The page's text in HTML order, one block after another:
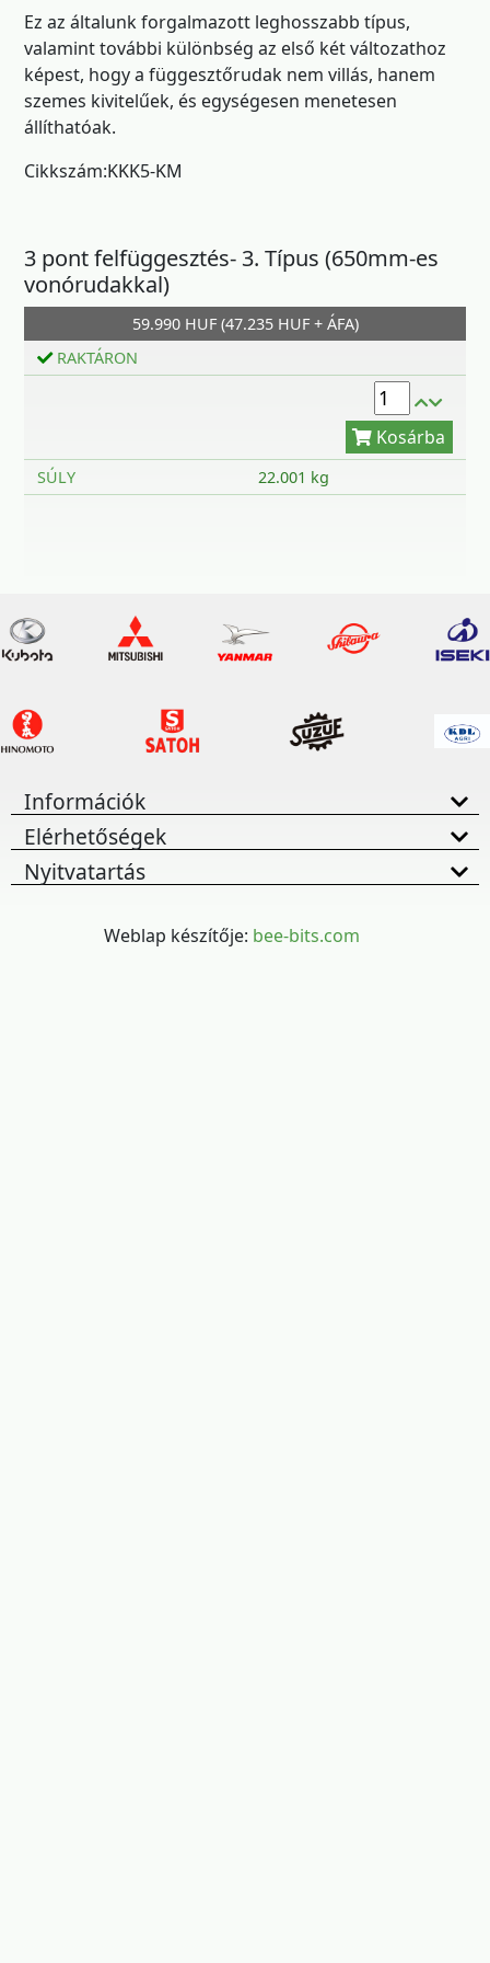
Ez az általunk forgalmazott leghosszabb típus,
valamint további különbség az első két változathoz
képest, hogy a függesztőrudak nem villás, hanem
szemes kivitelűek, és egységesen menetesen
állíthatóak.
Cikkszám:KKK5-KM
3 pont felfüggesztés- 3. Típus (650mm-es
vonórudakkal)
59.990 HUF (47.235 HUF + ÁFA)
RAKTÁRON
Kosárba
SÚLY 22.001 kg
Információk
Elérhetőségek
Nyitvatartás
Weblap készítője: bee-bits.com